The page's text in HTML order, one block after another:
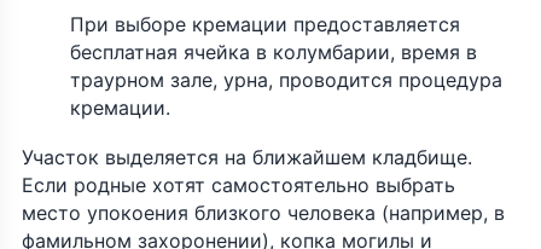
При выборе кремации предоставляется
бесплатная ячейка в колумбарии, время в
траурном зале, урна, проводится процедура
кремации.
Участок выделяется на ближайшем кладбище.
Если родные хотят самостоятельно выбрать
место упокоения близкого человека (например, в
фамильном захоронении), копка могилы и